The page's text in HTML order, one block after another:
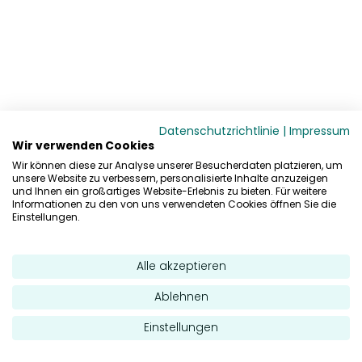
Datenschutzrichtlinie | Impressum
Wir verwenden Cookies
Wir können diese zur Analyse unserer Besucherdaten platzieren, um
unsere Website zu verbessern, personalisierte Inhalte anzuzeigen
und Ihnen ein großartiges Website-Erlebnis zu bieten. Für weitere
Informationen zu den von uns verwendeten Cookies öffnen Sie die
Einstellungen.
Alle akzeptieren
Ablehnen
Einstellungen